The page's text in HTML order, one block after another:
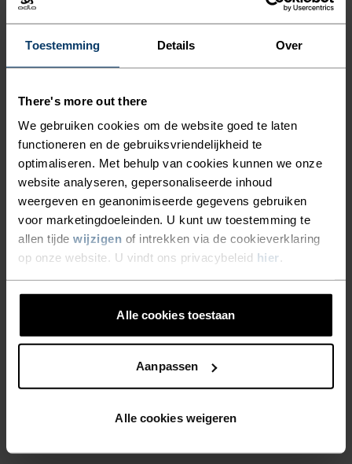
Toestemming Details Over
There's more out there
We gebruiken cookies om de website goed te laten
functioneren en de gebruiksvriendelijkheid te
optimaliseren. Met behulp van cookies kunnen we onze
website analyseren, gepersonaliseerde inhoud
weergeven en geanonimiseerde gegevens gebruiken
voor marketingdoeleinden. U kunt uw toestemming te
allen tijde wijzigen of intrekken via de cookieverklaring
op onze website. U vindt ons privacybeleid hier .
Alle cookies toestaan
Aanpassen
Alle cookies weigeren
meemaken." De wederverkoop-component van
ReWEAR start als pilotprogramma met ongeveer 30
artikelen in de flagshipstore in Zürich. De verkregen
ontwikkelen en uit te breiden naar andere
merkstores, zodat nog meer kledingstukken een
tweede leven krijgen.